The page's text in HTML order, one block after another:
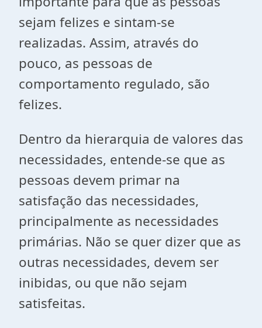
sejam felizes e sintam-se
realizadas. Assim, através do
pouco, as pessoas de
comportamento regulado, são
felizes.
Dentro da hierarquia de valores das
necessidades, entende-se que as
pessoas devem primar na
satisfação das necessidades,
principalmente as necessidades
primárias. Não se quer dizer que as
outras necessidades, devem ser
inibidas, ou que não sejam
satisfeitas.